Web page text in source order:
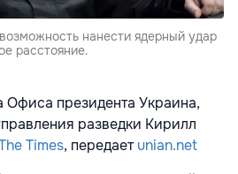
нанести ядерный удар
расстояние.
Офиса президента Украина,
разведки Кирилл
Times, передаетunian.net